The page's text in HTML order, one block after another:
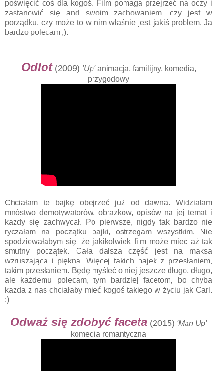
poświęcić coś dla kogoś. Film pomaga przejrzeć na oczy i
zastanowić się and swoim zachowaniem, czy jest w
porządku, czy może to w nim właśnie jest jakiś problem. Ja
bardzo polecam ;).
Odlot(2009) 'Up'animacja, familijny, komedia,
przygodowy
Chciałam te bajkę obejrzeć już od dawna. Widziałam
mnóstwo demotywatorów, obrazków, opisów na jej temat i
każdy się zachwycał. Po pierwsze, nigdy tak bardzo nie
ryczałam na początku bajki, ostrzegam wszystkim. Nie
spodziewałabym się, że jakikolwiek film może mieć aż tak
smutny początek. Cała dalsza część jest na maksa
wzruszająca i piękna. Więcej takich bajek z przesłaniem,
takim przesłaniem. Będę myśleć o niej jeszcze długo, długo,
ale każdemu polecam, tym bardziej facetom, bo chyba
każda z nas chciałaby mieć kogoś takiego w życiu jak Carl.
:)
Odważ się zdobyć faceta (2015) 'Man Up'
komedia romantyczna